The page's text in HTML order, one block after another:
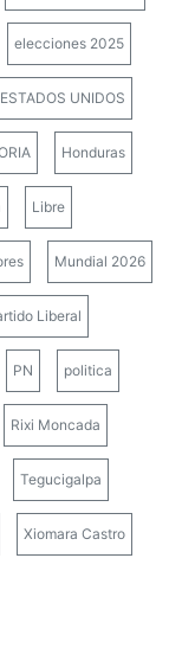
elecciones 2025
ESTADOS UNIDOS
Honduras
Libre
Mundial 2026
Liberal
PN politica
Rixi Moncada
Tegucigalpa
Xiomara Castro